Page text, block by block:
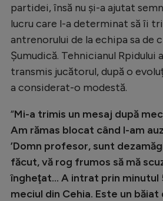
Clasamente
Tenis
Natație
Formula 1
Gimnastică
Auto
partidei, însă nu și-a ajutat
lucru care l-a determinat să îi
antrenorului de la echipa sa de
Șumudică. Tehnicianul Rpidului
transmis jucătorul, după o
a considerat-o modestă.
”Mi-a trimis un mesaj după
Am rămas blocat când l-am
’Domn profesor, sunt
făcut, vă rog frumos să mă
îngheţat… A intrat prin minutul
meciul din Cehia. Este un băiat